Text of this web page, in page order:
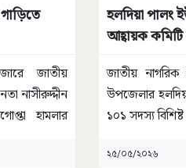
জাতীয়
নাসীরুদ্দীন
হামলার
হলদিয়া পালং
আহ্বায়ক
জাতীয় নাগরিক
উপজেলার
১০১ সদস্য
২৫/০৫/২০২৬